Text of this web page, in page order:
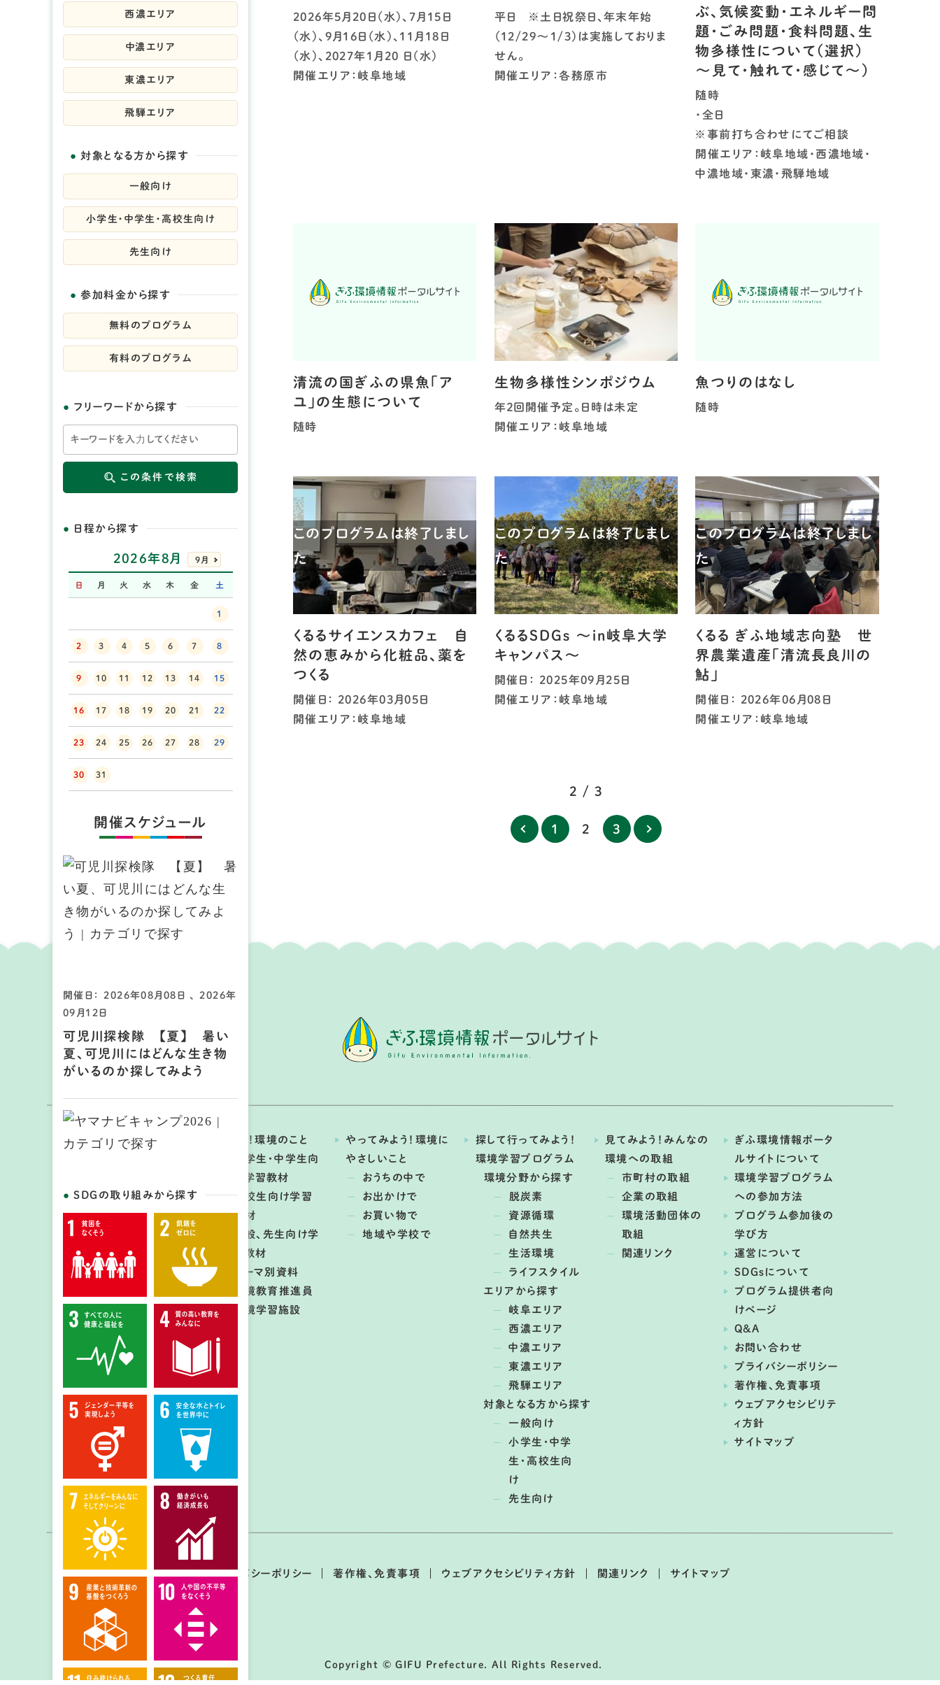
2026年5月20日（水）、7月15日
（水）、9月16日（水）、11月18日
（水）、2027年1月20 日（水）
開催エリア：岐阜地域
平日 ※土日祝祭日、年末年始
（12/29～1/3）は実施しておりま
せん。
開催エリア：各務原市
ぶ、気候変動・エネルギー問
題・ごみ問題・食料問題、生
物多様性について（選択）
～見て・触れて・感じて～）
随時
・全日
※事前打ち合わせにてご相談
開催エリア：岐阜地域・西濃地域・
中濃地域・東濃・飛騨地域
清流の国ぎふの県魚「ア
ユ」の生態について
随時
生物多様性シンポジウム
年２回開催予定。日時は未定
開催エリア：岐阜地域
魚つりのはなし
随時
このプログラムは終了しまし
た
くるるサイエンスカフェ 自
然の恵みから化粧品、薬を
つくる
開催日： 2026年03月05日
開催エリア：岐阜地域
このプログラムは終了しまし
た
くるるSDGs ～in岐阜大学
キャンパス～
開催日： 2025年09月25日
開催エリア：岐阜地域
このプログラムは終了しまし
た
くるる ぎふ地域志向塾 世
界農業遺産「清流長良川の
鮎」
開催日： 2026年06月08日
開催エリア：岐阜地域
2 / 3
1 2 3
西濃エリア
中濃エリア
東濃エリア
飛騨エリア
対象となる方から探す
一般向け
小学生・中学生・高校生向け
先生向け
参加料金から探す
無料のプログラム
有料のプログラム
フリーワードから探す
この条件で検索
日程から探す
2026年8月 9月
日 月 火 水 木 金 土
1
2 3 4 5 6 7 8
9 10 11 12 13 14 15
16 17 18 19 20 21 22
23 24 25 26 27 28 29
30 31
開催スケジュール
開催日： 2026年08月08日 、 2026年
09月12日
可児川探検隊 【夏】 暑い
夏、可児川にはどんな生き物
がいるのか探してみよう
開催日： 2026年07月25日～2026年
07月26日 、 2026年08月22日～
雨天時：
①2026年7月25日～26日→2026年
8月1日～2日
②2026年8月22日～23日→2026年
8月29日～30日
ヤマナビキャンプ2026
開催日： 2026年09月29日
くるる自然塾 ～in 岐阜大
学キャンパス～
提供：岐阜大学・十六銀行地域産学連
携プロジェクト くるるセミナー
SDGの取り組みから探す
ホーム
岐阜県の環境情報
学ぼう！環境のこと
小学生・中学生向
け学習教材
高校生向け学習
教材
一般、先生向け学
習教材
テーマ別資料
環境教育推進員
環境学習施設
やってみよう！環境に
やさしいこと
おうちの中で
お出かけで
お買い物で
地域や学校で
探して行ってみよう！
環境学習プログラム
環境分野から探す
脱炭素
資源循環
自然共生
生活環境
ライフスタイル
エリアから探す
岐阜エリア
西濃エリア
中濃エリア
東濃エリア
飛騨エリア
対象となる方から探す
一般向け
小学生・中学
生・高校生向
け
先生向け
見てみよう！みんなの
環境への取組
市町村の取組
企業の取組
環境活動団体の
取組
関連リンク
ぎふ環境情報ポータ
ルサイトについて
環境学習プログラム
への参加方法
プログラム参加後の
学び方
運営について
SDGsについて
プログラム提供者向
けページ
Q&A
お問い合わせ
プライバシーポリシー
著作権、免責事項
ウェブアクセシビリテ
ィ方針
サイトマップ
プライバシーポリシー 著作権、免責事項 ウェブアクセシビリティ方針 関連リンク サイトマップ
Copyright © GIFU Prefecture. All Rights Reserved.